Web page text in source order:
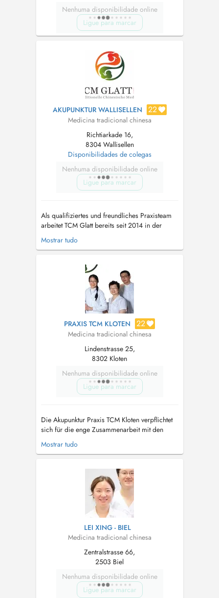
Nenhuma disponibilidade online
Ligue para marcar
AKUPUNKTUR WALLISELLEN 22
Medicina tradicional chinesa
Richtiarkade 16,
8304 Wallisellen
Disponibilidades de colegas
Nenhuma disponibilidade online
Ligue para marcar
Als qualifiziertes und freundliches Praxisteam
arbeitet TCM Glatt bereits seit 2014 in der
Region. 2018 eröffnete das Unternehmen am
Richtiplatz in Wallisellen ein modernes
Schwamendingen hinzu. Mit der Praxis in
Stettbach Mitte wird TCM Glatt bereits die drit...
Mostrar tudo
PRAXIS TCM KLOTEN 22
Medicina tradicional chinesa
Lindenstrasse 25,
8302 Kloten
Nenhuma disponibilidade online
Ligue para marcar
Die Akupunktur Praxis TCM Kloten verpflichtet
sich für die enge Zusammenarbeit mit den
HausärztInnen und den Spezialisten, um die
Vorteile der Naturmedizin mit der modernen
Akupunktur, Ohrakupunktur, Akupressur -
Schröpfen, Moxa - Tuina Massage, Thai ...
Mostrar tudo
LEI XING - BIEL
Medicina tradicional chinesa
Zentralstrasse 66,
2503 Biel
Nenhuma disponibilidade online
Ligue para marcar